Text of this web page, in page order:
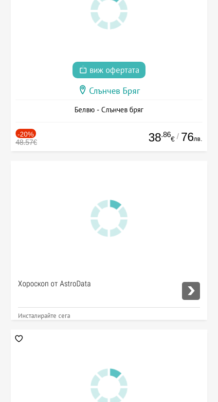
виж офертата
Слънчев Бряг
Белвю - Слънчев бряг
-20%
48.57€ 38.86
€ / 76лв.
Хороскоп от AstroData
Инсталирайте сега